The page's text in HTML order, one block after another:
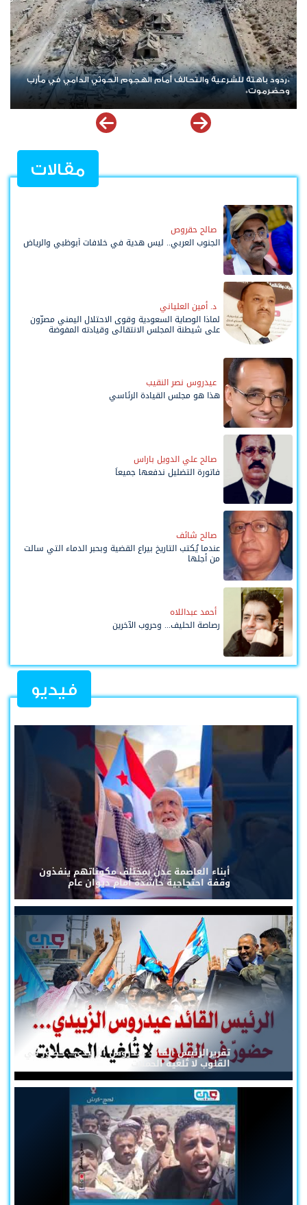
قتلى وجرحى بقصف جوي على مواقع الطوارئ اليمنية في العبر
مقالات
صالح حقروص
الجنوب العربي.. ليس هدية في خلافات أبوظبي والرياض
د. أمين العلياني
لماذا الوصاية السعودية وقوى الاحتلال اليمني مصرّون
على شيطنة المجلس الانتقالي وقيادته المفوضة
وحواضنه الشعبية؟
عيدروس نصر النقيب
هذا هو مجلس القيادة الرئاسي
صالح علي الدويل باراس
فاتورة التضليل ندفعها جميعاً
صالح شائف
عندما يُكتب التاريخ بيراع القضية وبحبر الدماء التي سالت
من أجلها
أحمد عبداللاه
رصاصة الحليف... وحروب الآخرين
فيديو
أبناء العاصمة عدن بمختلف مكوناتهم ينفذون
وقفة احتجاجية حاشدة أمام ديوان عام
تقريرالرئيس القائد عيدروس الزُبيدي... حضورٌ في
القلوب لا تُلغيه الحملات